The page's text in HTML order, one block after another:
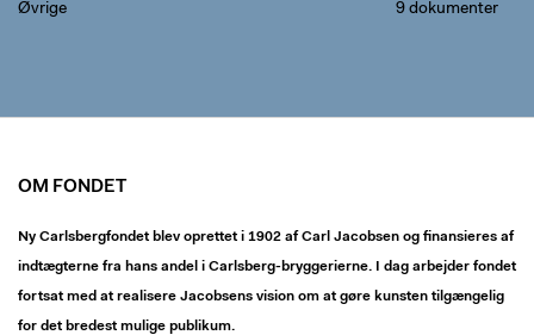
Øvrige
9 dokumenter
OM FONDET
Ny Carlsbergfondet blev oprettet i 1902 af Carl Jacobsen og finansieres af
indtægterne fra hans andel i Carlsberg-bryggerierne. I dag arbejder fondet
fortsat med at realisere Jacobsens vision om at gøre kunsten tilgængelig
for det bredest mulige publikum.